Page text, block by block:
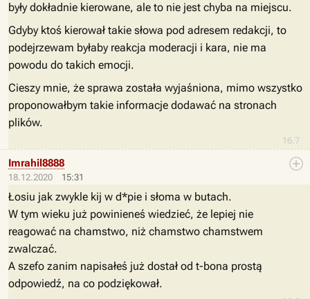
16.7
były dokładnie kierowane, ale to nie jest chyba na miejscu.
Gdyby ktoś kierował takie słowa pod adresem redakcji, to
podejrzewam byłaby reakcja moderacji i kara, nie ma
powodu do takich emocji.
Cieszy mnie, że sprawa została wyjaśniona, mimo wszystko
proponowałbym takie informacje dodawać na stronach
plików.
18.12.2020 15:31
Imrahil8888
Łosiu jak zwykle kij w d*pie i słoma w butach.
W tym wieku już powinieneś wiedzieć, że lepiej nie
reagować na chamstwo, niż chamstwo chamstwem
zwalczać.
A szefo zanim napisałeś już dostał od t-bona prostą
odpowiedź, na co podziękował.